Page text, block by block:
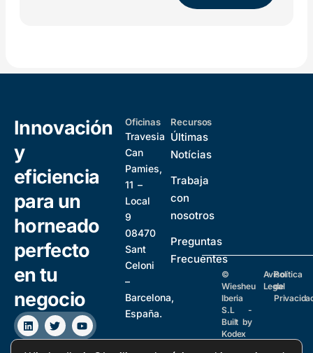
Innovación
y
eficiencia
para un
horneado
perfecto
en tu
negocio
L
i
n
T
w
i
Y
o
u
Oficinas
Travesia
Can
Pamies,
11 –
Local
9
08470
Sant
Celoni
–
Barcelona,
España.
Recursos
Últimas
Notícias
Trabaja
con
nosotros
Preguntas
Frecuentes
©
Wiesheu
Iberia
S.L -
Built by
Kodex
Aviso
Legal
Política
de